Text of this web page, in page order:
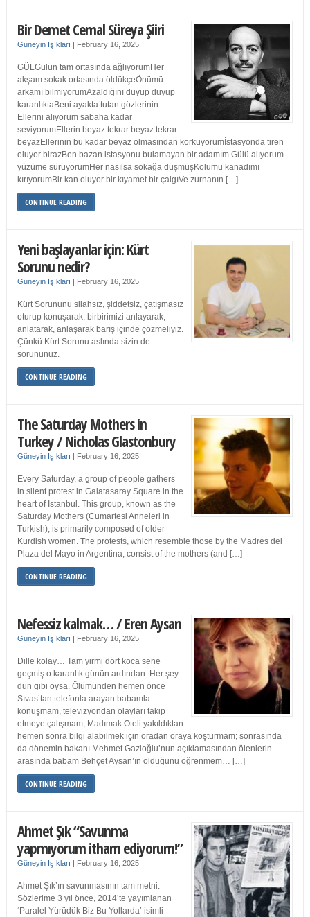
Bir Demet Cemal Süreya Şiiri
Güneyin Işıkları | February 16, 2025
GÜLGülün tam ortasında ağlıyorumHer
akşam sokak ortasında öldükçeÖnümü
arkamı bilmiyorumAzaldığını duyup duyup
karanlıktaBeni ayakta tutan gözlerinin
Ellerini alıyorum sabaha kadar
seviyorumEllerin beyaz tekrar beyaz tekrar
beyazEllerinin bu kadar beyaz olmasından korkuyorumİstasyonda tiren
oluyor birazBen bazan istasyonu bulamayan bir adamım Gülü alıyorum
yüzüme sürüyorumHer nasılsa sokağa düşmüşKolumu kanadımı
kırıyorumBir kan oluyor bir kıyamet bir çalgıVe zurnanın […]
CONTINUE READING
Yeni başlayanlar için: Kürt
Sorunu nedir?
Güneyin Işıkları | February 16, 2025
Kürt Sorununu silahsız, şiddetsiz, çatışmasız
oturup konuşarak, birbirimizi anlayarak,
anlatarak, anlaşarak barış içinde çözmeliyiz.
Çünkü Kürt Sorunu aslında sizin de
sorununuz.
CONTINUE READING
The Saturday Mothers in
Turkey / Nicholas Glastonbury
Güneyin Işıkları | February 16, 2025
Every Saturday, a group of people gathers
in silent protest in Galatasaray Square in the
heart of Istanbul. This group, known as the
Saturday Mothers (Cumartesi Anneleri in
Turkish), is primarily composed of older
Kurdish women. The protests, which resemble those by the Madres del
Plaza del Mayo in Argentina, consist of the mothers (and […]
CONTINUE READING
Nefessiz kalmak… / Eren Aysan
Güneyin Işıkları | February 16, 2025
Dille kolay… Tam yirmi dört koca sene
geçmiş o karanlık günün ardından. Her şey
dün gibi oysa. Ölümünden hemen önce
Sıvas’tan telefonla arayan babamla
konuşmam, televizyondan olayları takip
etmeye çalışmam, Madımak Oteli yakıldıktan
hemen sonra bilgi alabilmek için oradan oraya koşturmam; sonrasında
da dönemin bakanı Mehmet Gazioğlu’nun açıklamasından ölenlerin
arasında babam Behçet Aysan’ın olduğunu öğrenmem… […]
CONTINUE READING
Ahmet Şık “Savunma
yapmıyorum itham ediyorum!”
Güneyin Işıkları | February 16, 2025
Ahmet Şık’ın savunmasının tam metni:
Sözlerime 3 yıl önce, 2014’te yayımlanan
‘Paralel Yürüdük Biz Bu Yollarda’ isimli